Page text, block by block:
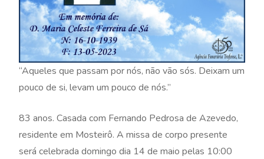
“Aqueles que passam por nós, não vão sós. Deixam um
pouco de si, levam um pouco de nós.”
83 anos. Casada com Fernando Pedrosa de Azevedo,
residente em Mosteirô. A missa de corpo presente
será celebrada domingo dia 14 de maio pelas 10:00